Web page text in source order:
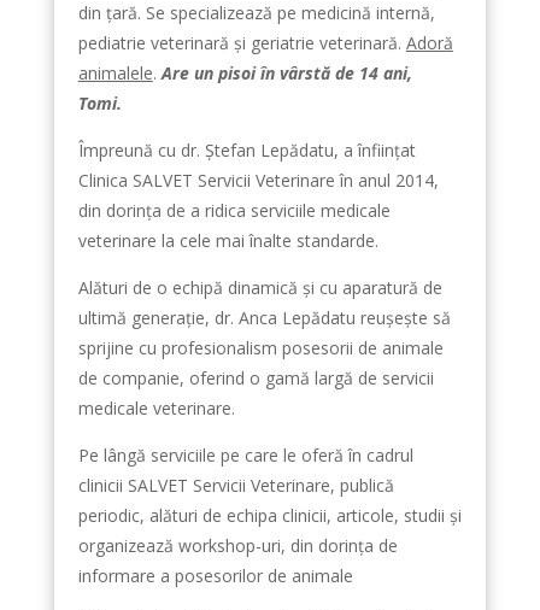
din țară. Se specializează pe medicină internă,
pediatrie veterinară și geriatrie veterinară. Adoră
animalele.Are un pisoi în vârstă de 14 ani,
Tomi.
Împreună cu dr. Ștefan Lepădatu, a înființat
Clinica SALVET Servicii Veterinare în anul 2014,
din dorința de a ridica serviciile medicale
veterinare la cele mai înalte standarde.
Alături de o echipă dinamică și cu aparatură de
ultimă generație, dr. Anca Lepădatu reușește să
sprijine cu profesionalism posesorii de animale
de companie, oferind o gamă largă de servicii
medicale veterinare.
Pe lângă serviciile pe care le oferă în cadrul
clinicii SALVET Servicii Veterinare, publică
periodic, alături de echipa clinicii, articole, studii și
organizează workshop-uri, din dorința de
informare a posesorilor de animale